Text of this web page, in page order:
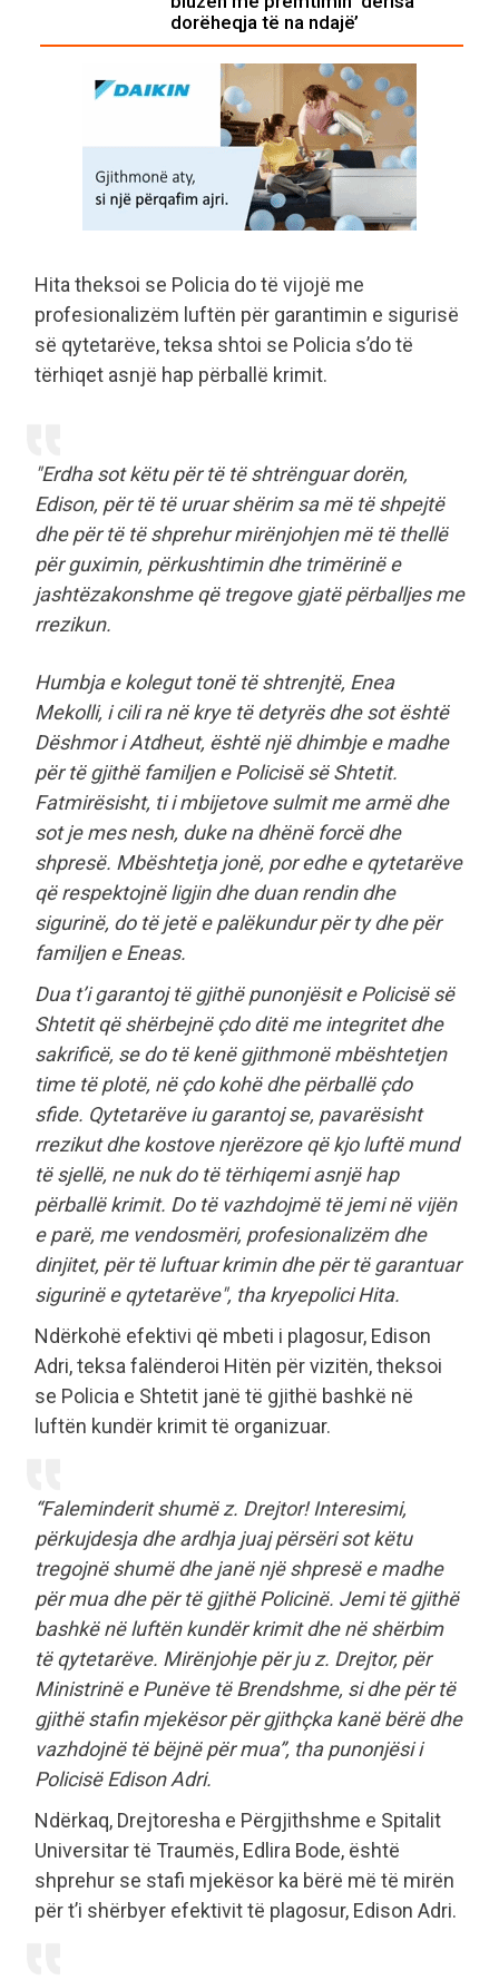
dorëheqja të na ndajë’
Hita theksoi se Policia do të vijojë me
profesionalizëm luftën për garantimin e sigurisë
së qytetarëve, teksa shtoi se Policia s’do të
tërhiqet asnjë hap përballë krimit.
"Erdha sot këtu për të të shtrënguar dorën,
Edison, për të të uruar shërim sa më të shpejtë
dhe për të të shprehur mirënjohjen më të thellë
për guximin, përkushtimin dhe trimërinë e
jashtëzakonshme që tregove gjatë përballjes me
rrezikun.
Humbja e kolegut tonë të shtrenjtë, Enea
Mekolli, i cili ra në krye të detyrës dhe sot është
Dëshmor i Atdheut, është një dhimbje e madhe
për të gjithë familjen e Policisë së Shtetit.
Fatmirësisht, ti i mbijetove sulmit me armë dhe
sot je mes nesh, duke na dhënë forcë dhe
shpresë. Mbështetja jonë, por edhe e qytetarëve
që respektojnë ligjin dhe duan rendin dhe
sigurinë, do të jetë e palëkundur për ty dhe për
familjen e Eneas.
Dua t’i garantoj të gjithë punonjësit e Policisë së
Shtetit që shërbejnë çdo ditë me integritet dhe
sakrificë, se do të kenë gjithmonë mbështetjen
time të plotë, në çdo kohë dhe përballë çdo
sfide. Qytetarëve iu garantoj se, pavarësisht
rrezikut dhe kostove njerëzore që kjo luftë mund
të sjellë, ne nuk do të tërhiqemi asnjë hap
përballë krimit. Do të vazhdojmë të jemi në vijën
e parë, me vendosmëri, profesionalizëm dhe
dinjitet, për të luftuar krimin dhe për të garantuar
sigurinë e qytetarëve", tha kryepolici Hita.
Ndërkohë efektivi që mbeti i plagosur, Edison
Adri, teksa falënderoi Hitën për vizitën, theksoi
se Policia e Shtetit janë të gjithë bashkë në
luftën kundër krimit të organizuar.
“Faleminderit shumë z. Drejtor! Interesimi,
përkujdesja dhe ardhja juaj përsëri sot këtu
tregojnë shumë dhe janë një shpresë e madhe
për mua dhe për të gjithë Policinë. Jemi të gjithë
bashkë në luftën kundër krimit dhe në shërbim
të qytetarëve. Mirënjohje për ju z. Drejtor, për
Ministrinë e Punëve të Brendshme, si dhe për të
gjithë stafin mjekësor për gjithçka kanë bërë dhe
vazhdojnë të bëjnë për mua”, tha punonjësi i
Policisë Edison Adri.
Ndërkaq, Drejtoresha e Përgjithshme e Spitalit
Universitar të Traumës, Edlira Bode, është
shprehur se stafi mjekësor ka bërë më të mirën
për t’i shërbyer efektivit të plagosur, Edison Adri.